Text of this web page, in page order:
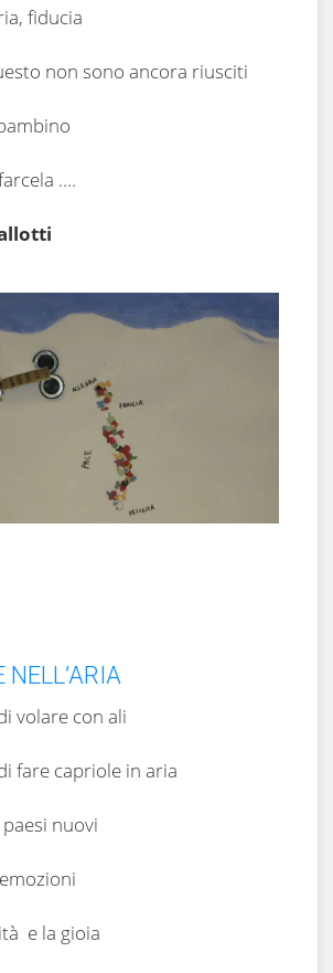
fiducia
non sono ancora riusciti
….
NELL’ARIA
volare con ali
fare capriole in aria
nuovi
e la gioia